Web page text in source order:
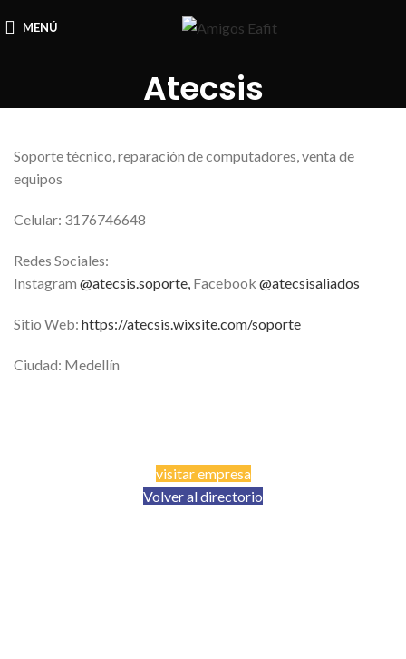
MENÚ
Atecsis
Soporte técnico, reparación de computadores, venta de
equipos
Celular: 3176746648
Redes Sociales:
Instagram @atecsis.soporte, Facebook @atecsisaliados
Sitio Web: https://atecsis.wixsite.com/soporte
Ciudad: Medellín
visitar empresa
Volver al directorio